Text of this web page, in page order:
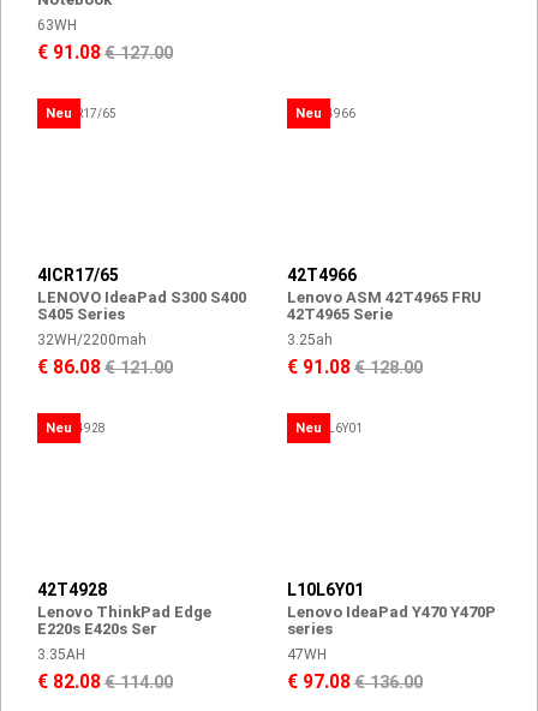
63WH
€ 91.08€ 127.00
Neu
4ICR17/65
LENOVO IdeaPad S300 S400
S405 Series
32WH/2200mah
€ 86.08€ 121.00
Neu
42T4966
Lenovo ASM 42T4965 FRU
42T4965 Serie
3.25ah
€ 91.08€ 128.00
Neu
42T4928
Lenovo ThinkPad Edge
E220s E420s Ser
3.35AH
€ 82.08€ 114.00
Neu
L10L6Y01
Lenovo IdeaPad Y470 Y470P
series
47WH
€ 97.08€ 136.00